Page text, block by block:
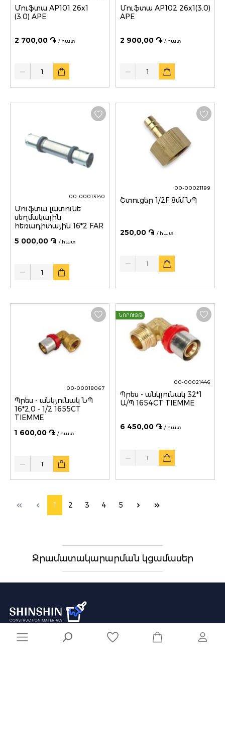
Մուֆտա AP101 26x1
(3.0) APE
2 700,00 ֏ / հատ
Մուֆտա AP102 26x1(3.0)
APE
2 900,00 ֏ / հատ
00-00013140
Մուֆտա լատունե
սեղմակային
հեռադիտային 16*2 FAR
5 000,00 ֏ / հատ
Quantity
00-00021199
Շտուցեր 1/2F 8մմ ՆՊ
250,00 ֏ / հատ
Quantity
00-00018067
Պրես - անկյունակ ՆՊ
16*2,0 - 1/2 1655CT
TIEMME
1 600,00 ֏ / հատ
ՆՈՐՈՒՅԹ
00-00021446
Պրես - անկյունակ 32*1
Ա/Պ 1654CT TIEMME
6 450,00 ֏ / հատ
1 2 3 4 5
Ջրամատակարարման կցամասեր